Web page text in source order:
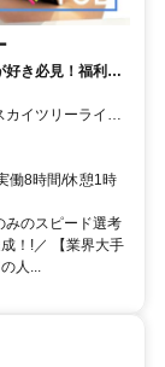
好き必見！福利厚
目指せます！北千
駅から徒歩4分
エクスプレ
働8時間/休憩1時
みのスピード選考
！!／ 【業界大手
人...